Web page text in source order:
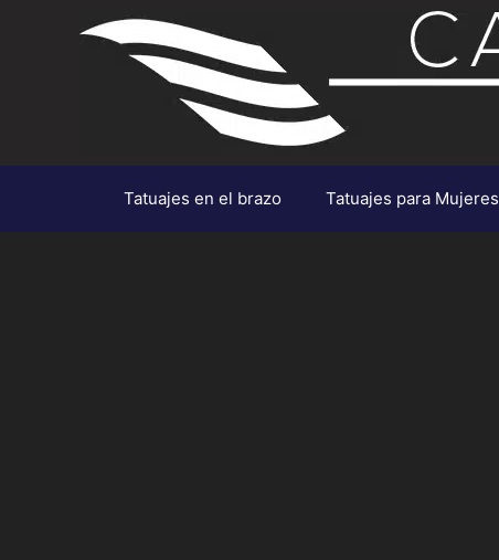
Tatuajes en el brazo Tatuajes para Mujeres